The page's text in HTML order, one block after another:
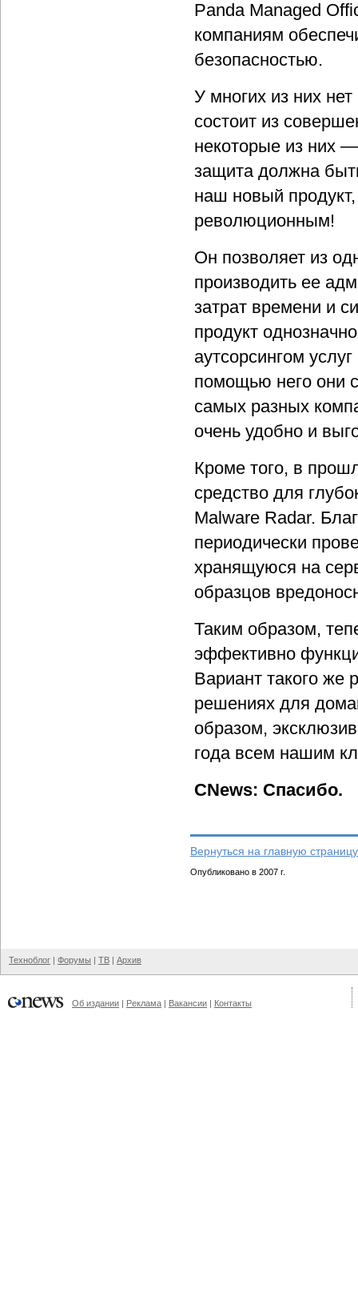
Panda Managed
компаниям
безопасностью.
У многих из них
состоит из
некоторые из них
защита должна
наш новый
революционным!
Он позволяет из
производить ее
затрат времени и
продукт
аутсорсингом
помощью него они
самых разных
очень удобно и
Кроме того, в
средство для
Malware Radar.
периодически
хранящуюся на
образцов
Таким образом,
эффективно
Вариант такого же
решениях для
образом,
года всем нашим
CNews: Спасибо.
Вернуться на главную
Опубликовано в 2007 г.
Техноблог | Форумы | ТВ | Архив
Об издании | Реклама | Вакансии | Контакты